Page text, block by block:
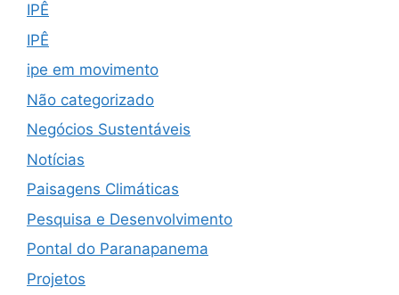
IPÊ
IPÊ
ipe em movimento
Não categorizado
Negócios Sustentáveis
Notícias
Paisagens Climáticas
Pesquisa e Desenvolvimento
Pontal do Paranapanema
Projetos